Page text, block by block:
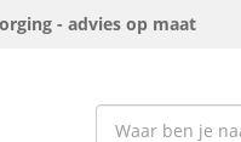
- advies op maat